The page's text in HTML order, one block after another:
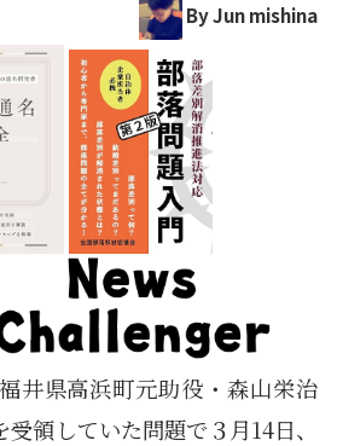
By Jun mishina
井県高浜町元助役・森山栄治
受領していた問題で３月14日、